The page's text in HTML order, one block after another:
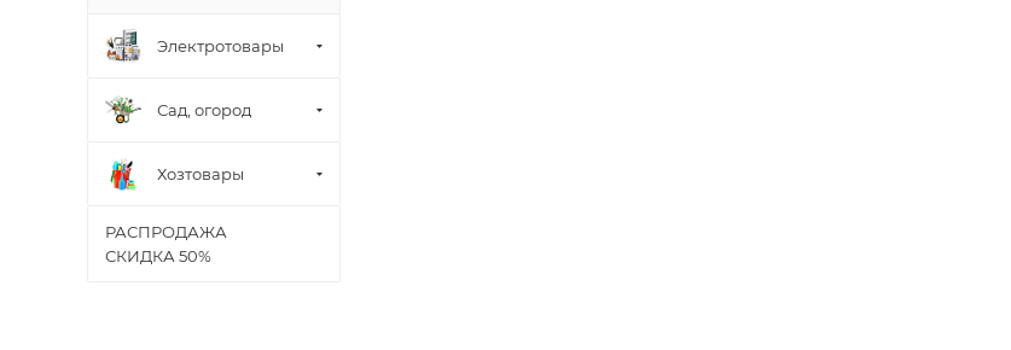
Электротовары
Сад, огород
Хозтовары
РАСПРОДАЖА
СКИДКА 50%